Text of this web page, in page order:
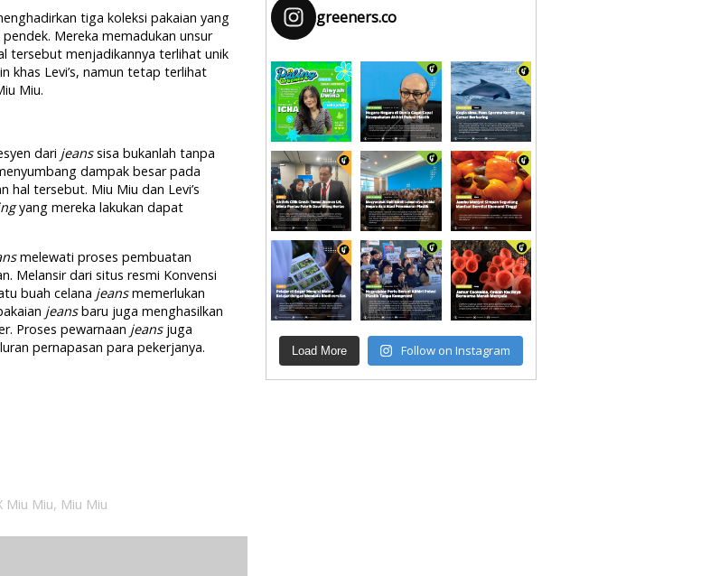
tiga koleksi pakaian yang
Mereka memadukan unsur
tersebut menjadikannya terlihat unik
khas Levi’s, namun tetap terlihat
Miu.
dari jeanssisa bukanlah tanpa
dampak besar pada
hal tersebut. Miu Miu dan Levi’s
yang mereka lakukan dapat
melewati proses pembuatan
Melansir dari situs resmi Konvensi
buah celana jeansmemerlukan
jeansbaru juga menghasilkan
Proses pewarnaan jeans juga
pernapasan para pekerjanya.
Miu Miu, Miu Miu
greeners.co
Load More Follow on Instagram